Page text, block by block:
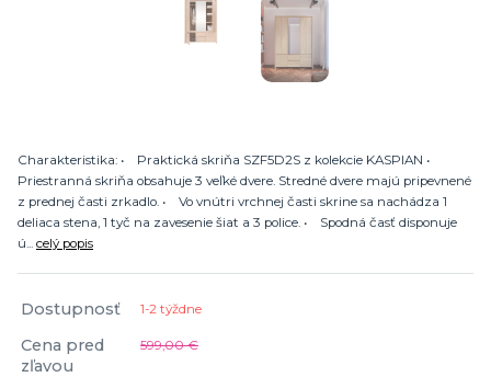
Charakteristika: • Praktická skriňa SZF5D2S z kolekcie KASPIAN •
Priestranná skriňa obsahuje 3 veľké dvere. Stredné dvere majú pripevnené
z prednej časti zrkadlo. • Vo vnútri vrchnej časti skrine sa nachádza 1
deliaca stena, 1 tyč na zavesenie šiat a 3 police. • Spodná časť disponuje
ú... celý popis
Dostupnosť 1-2 týždne
Cena pred
zľavou
599,00 €